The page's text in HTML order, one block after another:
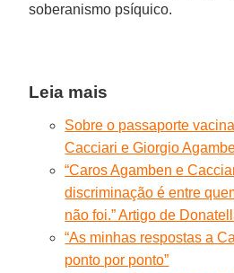
soberanismo psíquico.
Leia mais
Sobre o passaporte
Cacciari e Giorgio
“Caros Agamben e
discriminação é entre
não foi.” Artigo de
“As minhas respostas a
ponto por ponto”